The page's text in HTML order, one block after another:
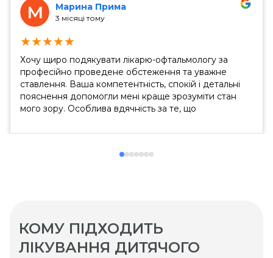
М Марина Прима
3 місяці тому
★★★★★
Хочу щиро подякувати лікарю-офтальмологу за
професійно проведене обстеження та уважне
ставлення. Ваша компетентність, спокій і детальні
пояснення допомогли мені краще зрозуміти стан
мого зору. Особлива вдячність за те, що
лазерної корекції. Це дуже важливо для мене і
КОМУ ПІДХОДИТЬ
ЛІКУВАННЯ ДИТЯЧОГО